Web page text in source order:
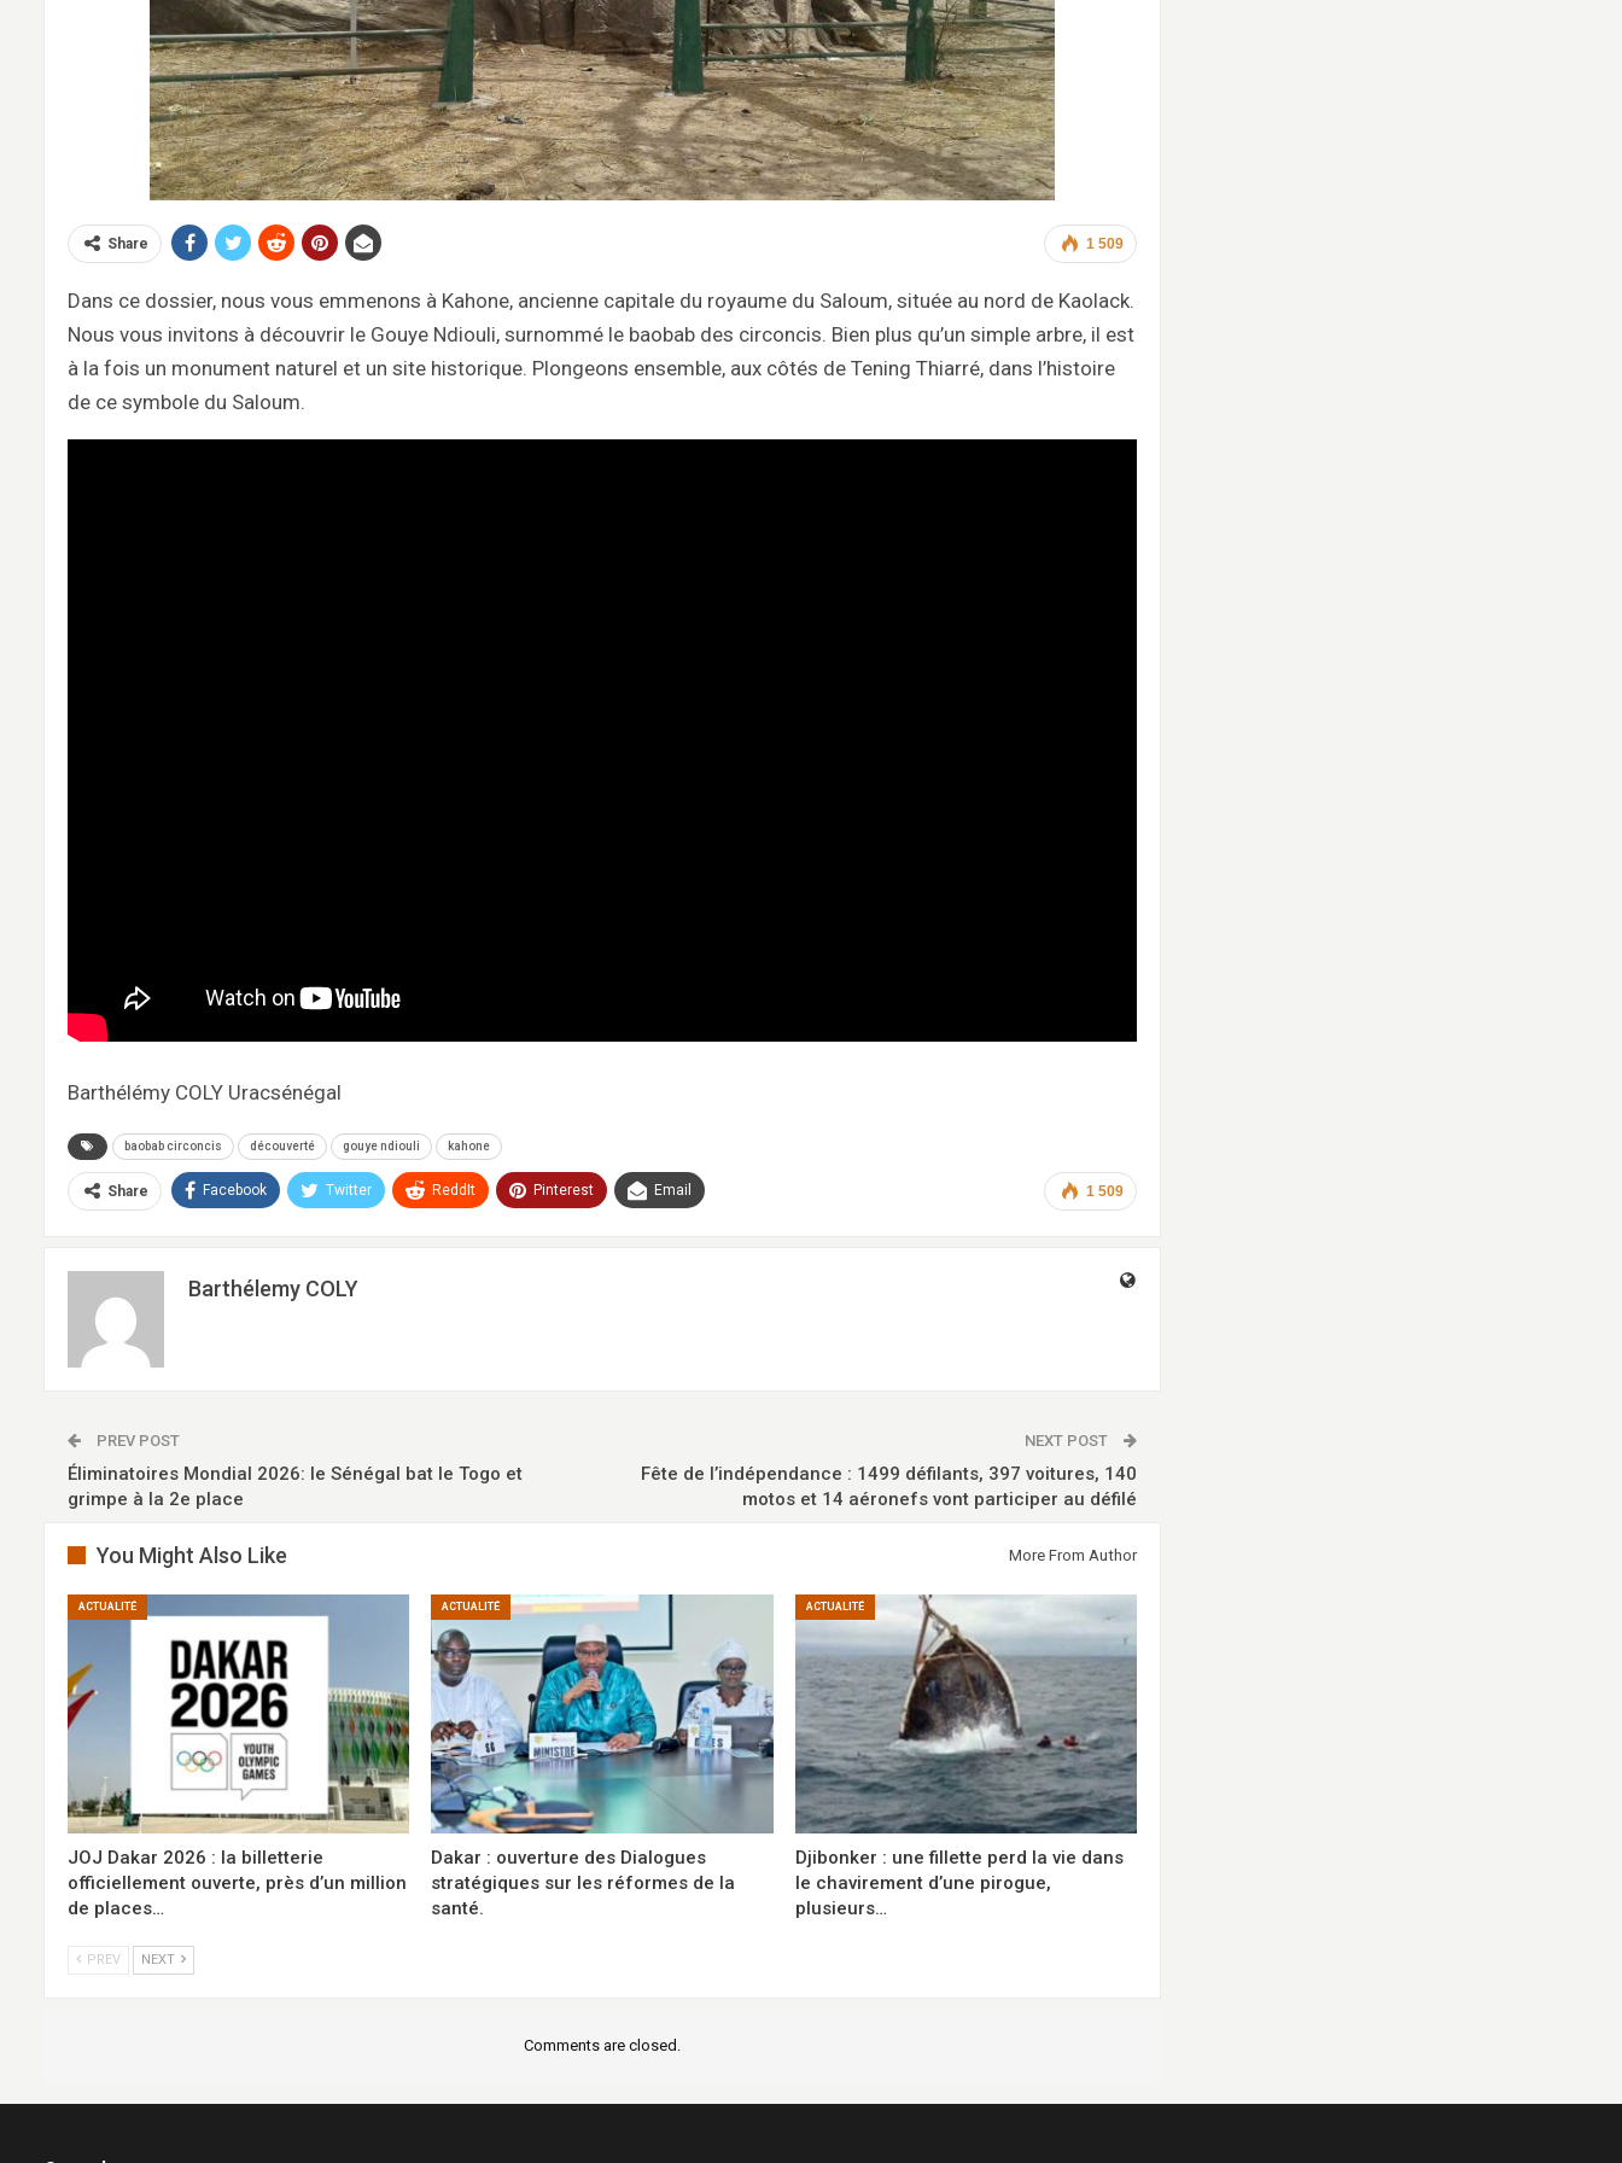
1 509
Share
Dans ce dossier, nous vous emmenons à Kahone, ancienne capitale du royaume du Saloum, située au nord de Kaolack.
Nous vous invitons à découvrir le Gouye Ndiouli, surnommé le baobab des circoncis. Bien plus qu’un simple arbre, il est
à la fois un monument naturel et un site historique. Plongeons ensemble, aux côtés de Tening Thiarré, dans l’histoire
de ce symbole du Saloum.
Barthélémy COLY Uracsénégal
baobab circoncis découverté gouye ndiouli kahone
1 509
Share Facebook Twitter ReddIt Pinterest Email
Barthélemy COLY
PREV POST
Éliminatoires Mondial 2026: le Sénégal bat le Togo et
grimpe à la 2e place
NEXT POST
​Fête de l’indépendance : 1499 défilants, 397 voitures, 140
motos et 14 aéronefs vont participer au défilé
You Might Also Like More From Author
ACTUALITÉ
JOJ Dakar 2026 : la billetterie
officiellement ouverte, près d’un million
de places…
ACTUALITÉ
Dakar : ouverture des Dialogues
stratégiques sur les réformes de la
santé.
ACTUALITÉ
Djibonker : une fillette perd la vie dans
le chavirement d’une pirogue,
plusieurs…
PREV NEXT
Comments are closed.